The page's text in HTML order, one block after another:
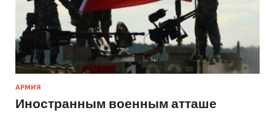
АРМИЯ
Иностранным военным атташе